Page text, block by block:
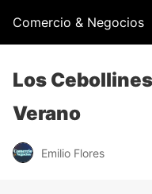
Comercio & Negocios
Los
Verano
Emilio Flores